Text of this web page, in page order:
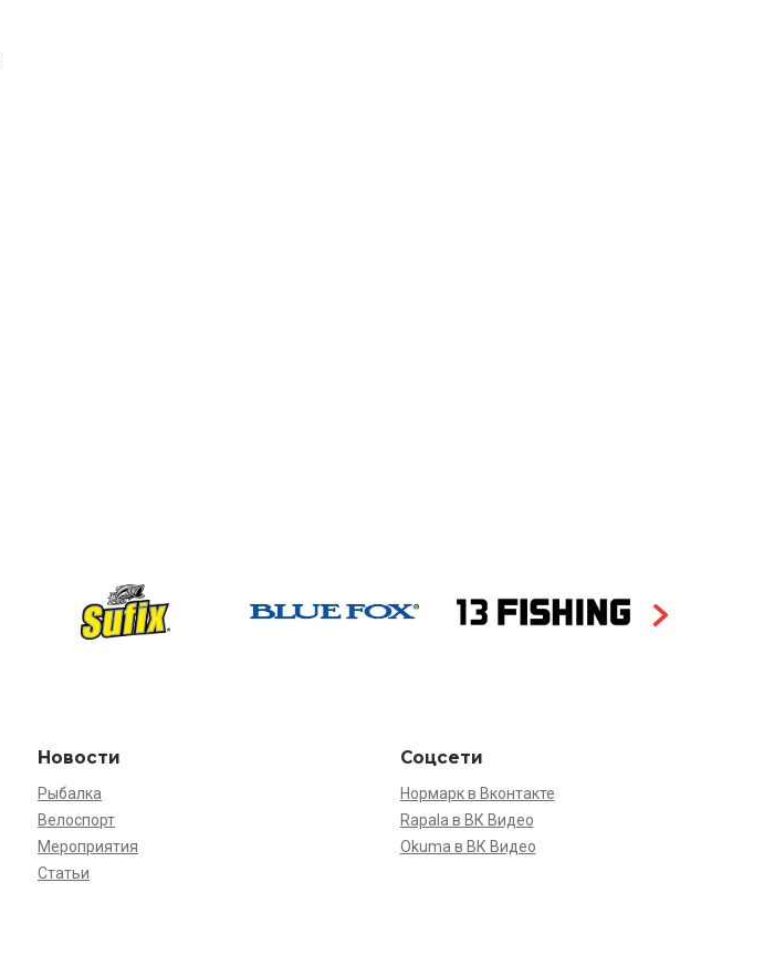
Новости
Рыбалка
Велоспорт
Мероприятия
Статьи
Соцсети
Нормарк в Вконтакте
Rapala в ВК Видео
Okuma в ВК Видео